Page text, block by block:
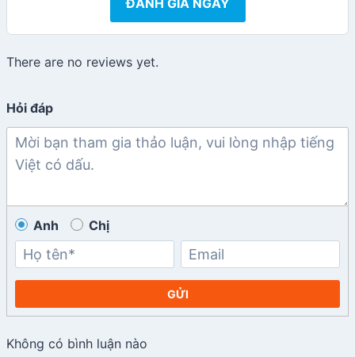
There are no reviews yet.
Hỏi đáp
Anh Chị
GỬI
Không có bình luận nào